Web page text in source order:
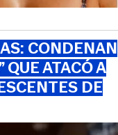
CONDENAN
QUE ATACÓ A
DE